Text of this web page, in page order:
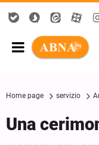
Home page servizio
Una